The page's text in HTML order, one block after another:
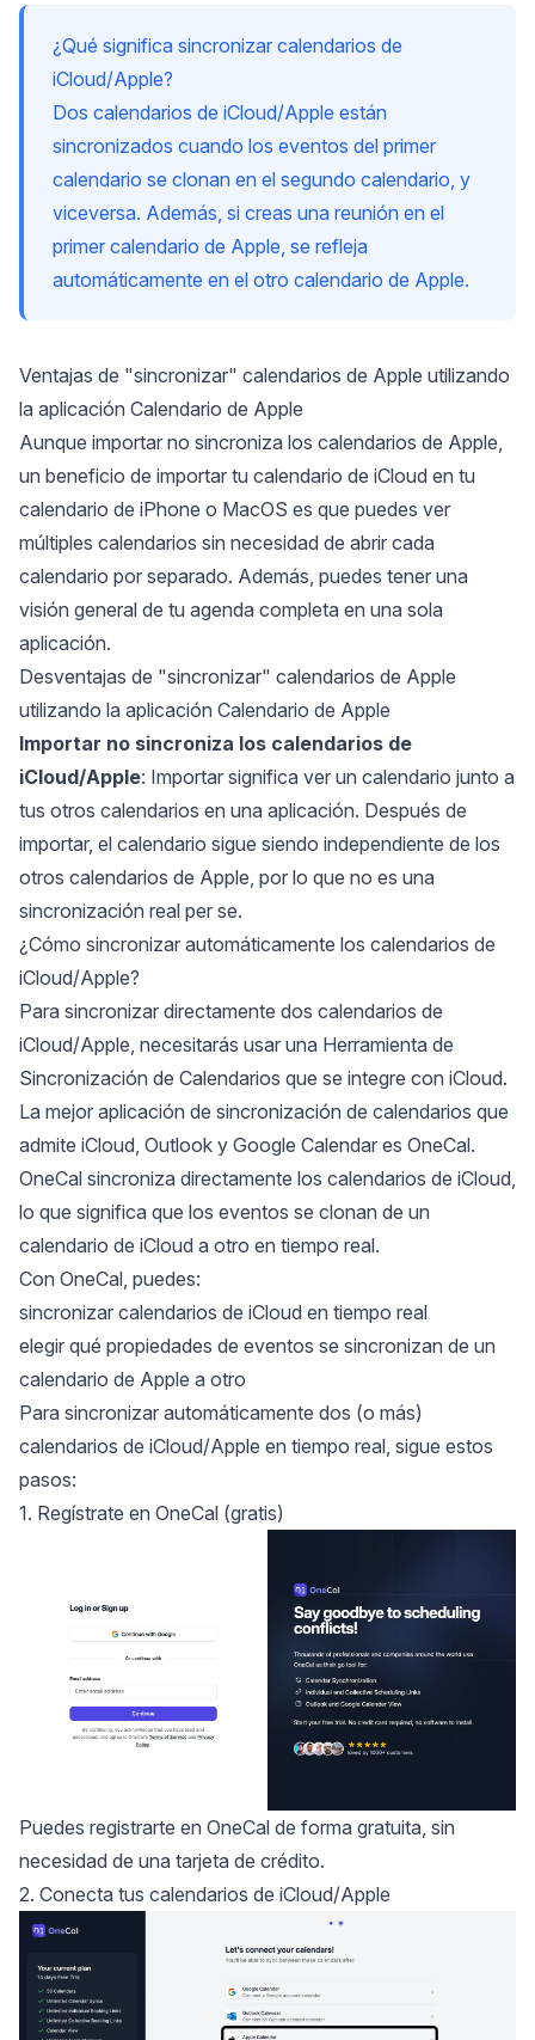
¿Qué significa sincronizar calendarios de
iCloud/Apple?
Dos calendarios de iCloud/Apple están
sincronizados cuando los eventos del primer
calendario se clonan en el segundo calendario, y
viceversa. Además, si creas una reunión en el
primer calendario de Apple, se refleja
automáticamente en el otro calendario de Apple.
Ventajas de "sincronizar" calendarios de Apple utilizando
la aplicación Calendario de Apple
Aunque importar no sincroniza los calendarios de Apple,
un beneficio de importar tu calendario de iCloud en tu
calendario de iPhone o MacOS es que puedes ver
múltiples calendarios sin necesidad de abrir cada
calendario por separado. Además, puedes tener una
visión general de tu agenda completa en una sola
aplicación.
Desventajas de "sincronizar" calendarios de Apple
utilizando la aplicación Calendario de Apple
Importar no sincroniza los calendarios de
iCloud/Apple: Importar significa ver un calendario junto a
tus otros calendarios en una aplicación. Después de
importar, el calendario sigue siendo independiente de los
otros calendarios de Apple, por lo que no es una
sincronización real per se.
¿Cómo sincronizar automáticamente los calendarios de
iCloud/Apple?
Para sincronizar directamente dos calendarios de
iCloud/Apple, necesitarás usar una Herramienta de
Sincronización de Calendarios que se integre con iCloud.
La mejor aplicación de sincronización de calendarios que
admite iCloud, Outlook y Google Calendar es OneCal.
OneCal sincroniza directamente los calendarios de iCloud,
lo que significa que los eventos se clonan de un
calendario de iCloud a otro en tiempo real.
Con OneCal, puedes:
sincronizar calendarios de iCloud en tiempo real
elegir qué propiedades de eventos se sincronizan de un
calendario de Apple a otro
Para sincronizar automáticamente dos (o más)
calendarios de iCloud/Apple en tiempo real, sigue estos
pasos:
1. Regístrate en OneCal (gratis)
Puedes registrarte en OneCal de forma gratuita, sin
necesidad de una tarjeta de crédito.
2. Conecta tus calendarios de iCloud/Apple